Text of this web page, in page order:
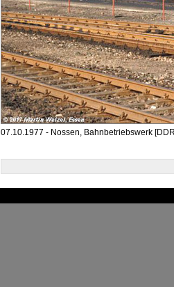
07.10.1977 - Nossen, Bahnbetriebswerk